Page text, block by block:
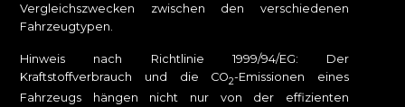
Vergleichszwecken zwischen den verschiedenen
Fahrzeugtypen.
Hinweis nach Richtlinie 1999/94/EG: Der
Kraftstoffverbrauch und die CO2-Emissionen eines
Fahrzeugs hängen nicht nur von der effizienten